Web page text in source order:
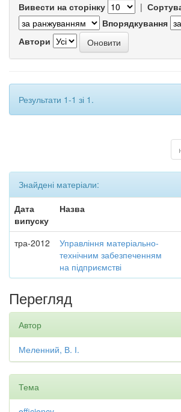
Вивести на сторінку |
Впорядкування
Автори
Результати 1-1 зі 1.
Знайдені матеріали:
Дата
випуску
Назва
тра-2012
Управління матеріально-
технічним забезпеченням
на підприємстві
Перегляд
Автор
Меленний, В. І.
Тема